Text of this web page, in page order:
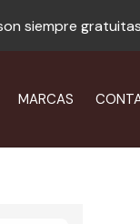
siempre gratuitas
MARCAS